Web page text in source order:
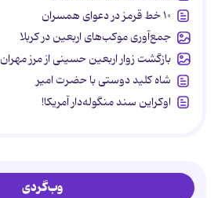
۱۰ خط قرمز در دعوای همسران
جمع‌آوری موکب‌های اربعین در کربلا
بازگشت زوار اربعین حسینی از مرز مهران
شاه کلید دوستی با حضرت امیر
اوکراین سند منگوله‌دار آمریکا!
وب‌گردی